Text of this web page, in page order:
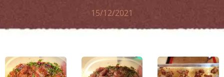
15/12/2021